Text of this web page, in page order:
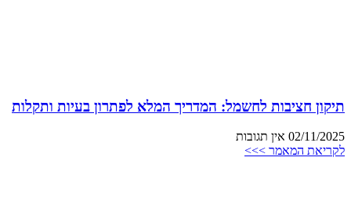
תיקון חציבות לחשמל: המדריך המלא לפתרון בעיות ותקלות
02/11/2025 אין תגובות
לקריאת המאמר >>>